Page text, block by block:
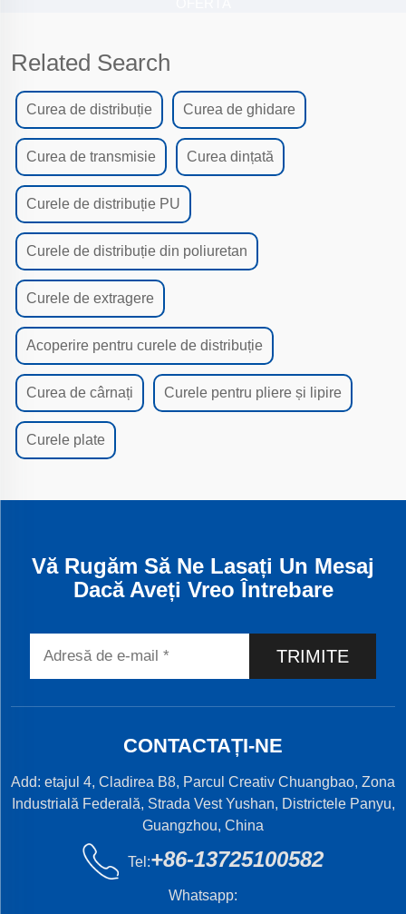
Related Search
Curea de distribuție Curea de ghidare
Curea de transmisie Curea dințată
Curele de distribuție PU
Curele de distribuție din poliuretan
Curele de extragere
Acoperire pentru curele de distribuție
Curea de cârnați Curele pentru pliere și lipire
Curele plate
Vă Rugăm Să Ne Lasați Un Mesaj
Dacă Aveți Vreo Întrebare
TRIMITE
CONTACTAȚI-NE
Add: etajul 4, Cladirea B8, Parcul Creativ Chuangbao, Zona
Industrială Federală, Strada Vest Yushan, Districtele Panyu,
Guangzhou, China
Tel:+86-13725100582
Whatsapp: